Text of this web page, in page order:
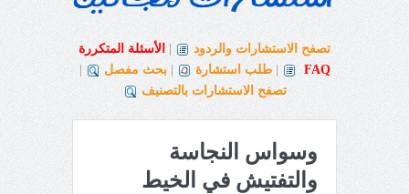
تصفح الاستشارات والردود
الأسئلة المتكررة
FAQ
طلب استشارة بحث مفصل
تصفح الاستشارات بالتصنيف
وسواس النجاسة
والتفتيش في الخيط